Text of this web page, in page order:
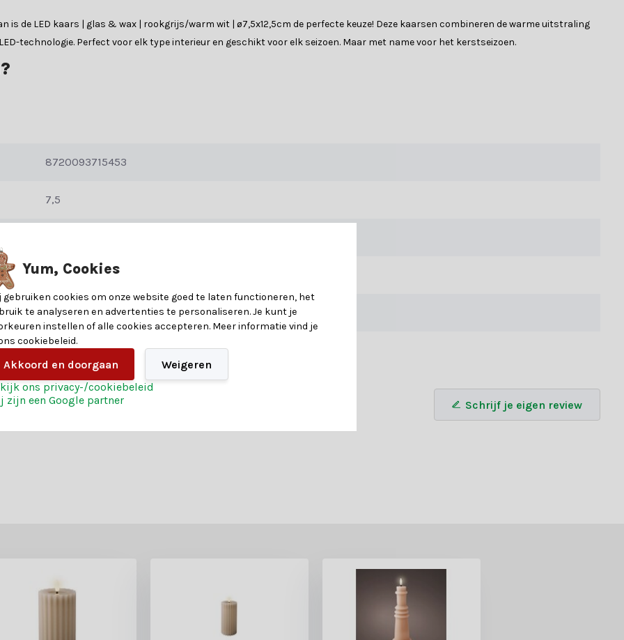
is de LED kaars | glas & wax | rookgrijs/warm wit | ø7,5x12,5cm de perfecte keuze! Deze kaarsen combineren de warme uitstraling
technologie. Perfect voor elk type interieur en geschikt voor elk seizoen. Maar met name voor het kerstseizoen.
sfeer, veiligheid en gebruiksgemak. Ze zijn ideaal voor gezinnen met kinderen of huisdieren en voor wie zich geen zorgen wil
Voor meer informatie raadpleeg je de specificatietabel.
Weet je nog niet zeker welke LED-kaarsen bij jouw wensen passen? Neem contact op met onze klantenservice of gebruik onze
van uitstekende voorwaarden. Ontdek de voordelen:
8720093715453
7,5
12,5
Glas & wax
Schrijf je eigen review
Yum, Cookies
gebruiken cookies om onze website goed te laten functioneren, het
te analyseren en advertenties te personaliseren. Je kunt je
instellen of alle cookies accepteren. Meer informatie vind je
cookiebeleid.
Akkoord en doorgaan
Weigeren
ons privacy-/cookiebeleid
zijn een Google partner